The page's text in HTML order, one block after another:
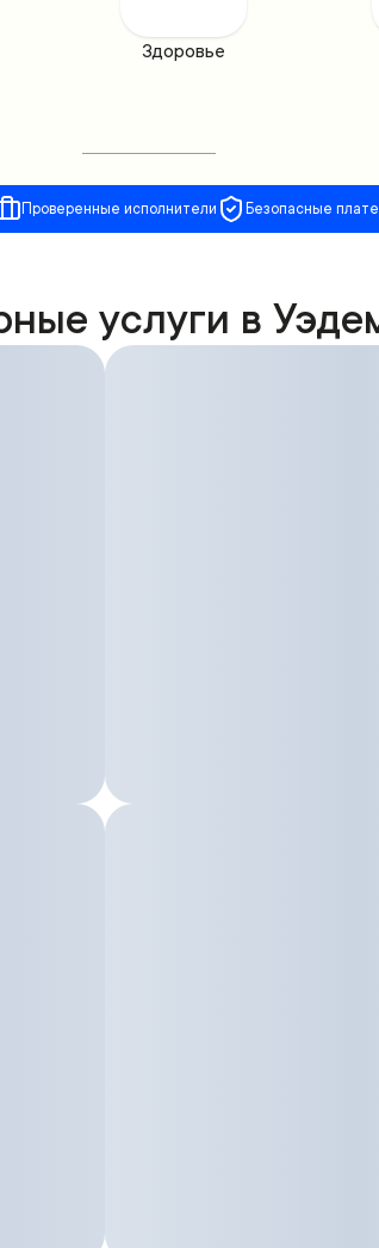
Здоровье
Проверенные исполнители Безопасные
услуги в